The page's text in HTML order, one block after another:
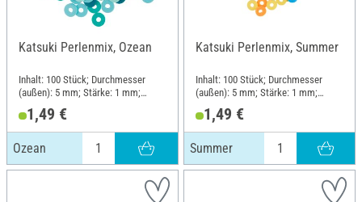
Katsuki Perlenmix, Ozean
Inhalt: 100 Stück; Durchmesser
(außen): 5 mm; Stärke: 1 mm;
1,49 €
Ozean
Katsuki Perlenmix, Summer
Inhalt: 100 Stück; Durchmesser
(außen): 5 mm; Stärke: 1 mm;
1,49 €
Summer